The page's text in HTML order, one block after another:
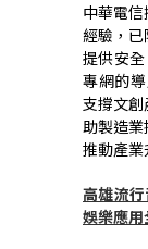
中華電
經驗，已
提供安
專網的
支撐文
助製造
推動產業
高雄流
娛樂應